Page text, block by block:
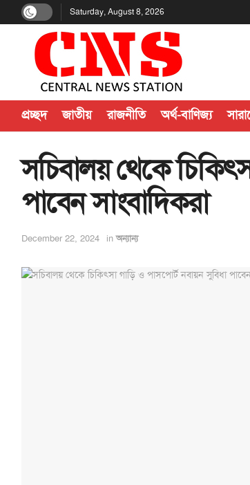
Saturday, August 8, 2026
প্রচ্ছদ জাতীয় রাজনীতি অর্থ-বাণিজ্য
সচিবালয় থেকে
পাবেন সাংবাদিকরা
December 22, 2024 in অন্যান্য